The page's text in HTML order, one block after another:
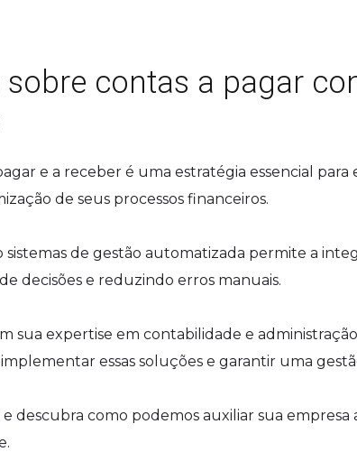
contas a pagar
e a receber é uma estratégia essencial para
de seus processos financeiros.
sistemas de gestão automatizada permite a
decisões e reduzindo erros manuais.
sua expertise em contabilidade e
essas soluções e garantir uma
descubra como podemos auxiliar sua empresa